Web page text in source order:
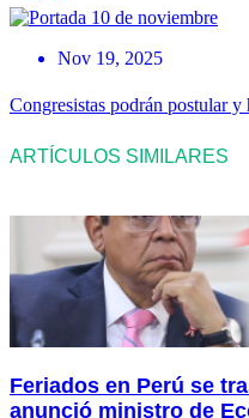
Nov 19, 2025
Congresistas podrán postular y
ARTÍCULOS SIMILARES
Feriados en Perú se
anunció ministro de